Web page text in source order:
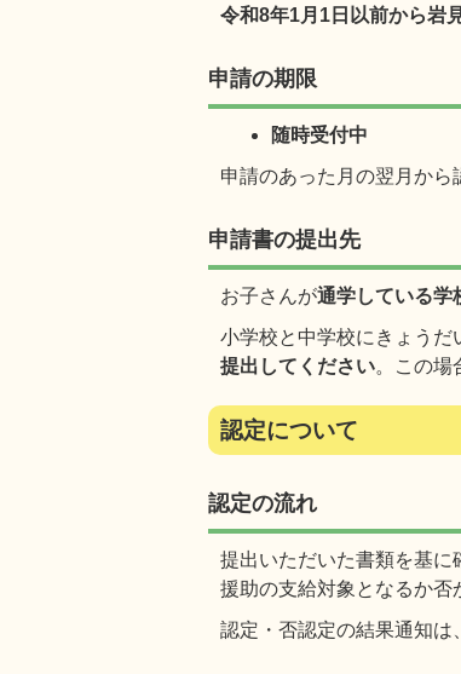
令和8年1月1日以前から岩
申請の期限
随時受付中
申請のあった月の翌月から
申請書の提出先
お子さんが通学している学
小学校と中学校にきょうだ
提出してください。この場
認定について
認定の流れ
提出いただいた書類を基に
援助の支給対象となるか否
認定・否認定の結果通知は